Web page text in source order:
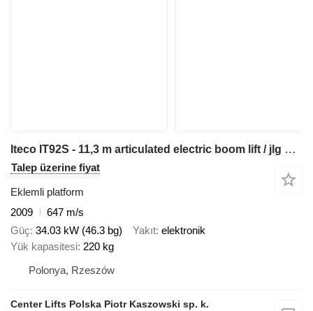
Iteco IT92S - 11,3 m articulated electric boom lift / jlg genie haulot
Talep üzerine fiyat
Eklemli platform
2009
647 m/s
Güç 34.03 kW (46.3 bg) Yakıt elektronik
Yük kapasitesi 220 kg
Polonya, Rzeszów
Center Lifts Polska Piotr Kaszowski sp. k.